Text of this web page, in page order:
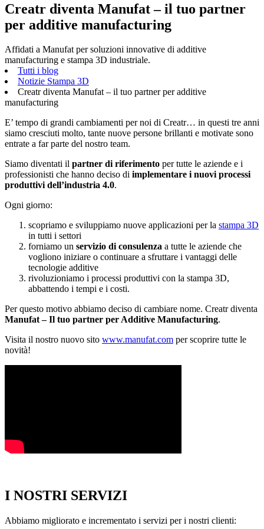
Creatr diventa Manufat – il tuo partner
per additive manufacturing
Affidati a Manufat per soluzioni innovative di additive
manufacturing e stampa 3D industriale.
Tutti i blog
Notizie Stampa 3D
Creatr diventa Manufat – il tuo partner per additive
manufacturing
E’ tempo di grandi cambiamenti per noi di Creatr… in questi tre anni
siamo cresciuti molto, tante nuove persone brillanti e motivate sono
entrate a far parte del nostro team.
Siamo diventati il partner di riferimento per tutte le aziende e i
professionisti che hanno deciso di implementare i nuovi processi
produttivi dell’industria 4.0.
Ogni giorno:
scopriamo e sviluppiamo nuove applicazioni per la stampa 3D
in tutti i settori
forniamo un servizio di consulenza a tutte le aziende che
vogliono iniziare o continuare a sfruttare i vantaggi delle
tecnologie additive
rivoluzioniamo i processi produttivi con la stampa 3D,
abbattendo i tempi e i costi.
Per questo motivo abbiamo deciso di cambiare nome. Creatr diventa
Manufat – Il tuo partner per Additive Manufacturing.
Visita il nostro nuovo sito www.manufat.com per scoprire tutte le
novità!
I NOSTRI SERVIZI
Abbiamo migliorato e incrementato i servizi per i nostri clienti: